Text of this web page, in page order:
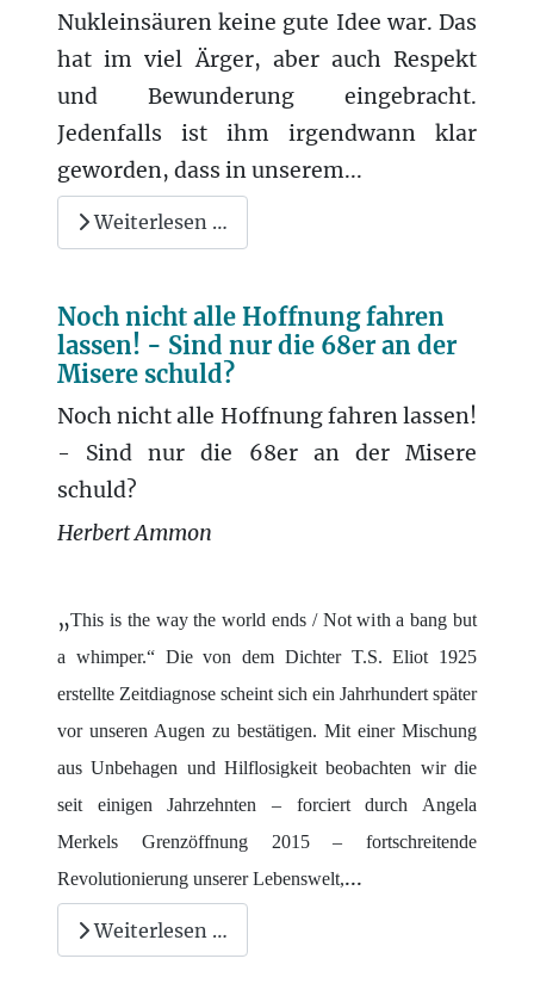
Nukleinsäuren keine gute Idee war. Das
hat im viel Ärger, aber auch Respekt
und Bewunderung eingebracht.
Jedenfalls ist ihm irgendwann klar
geworden, dass in unserem...
Weiterlesen …
Noch nicht alle Hoffnung fahren
lassen! - Sind nur die 68er an der
Misere schuld?
Noch nicht alle Hoffnung fahren lassen!
- Sind nur die 68er an der Misere
schuld?
Herbert Ammon
„This is the way the world ends / Not with a bang but
a whimper.“ Die von dem Dichter T.S. Eliot 1925
erstellte Zeitdiagnose scheint sich ein Jahrhundert später
vor unseren Augen zu bestätigen. Mit einer Mischung
aus Unbehagen und Hilflosigkeit beobachten wir die
seit einigen Jahrzehnten – forciert durch Angela
Merkels Grenzöffnung 2015 – fortschreitende
Revolutionierung unserer Lebenswelt,...
Weiterlesen …